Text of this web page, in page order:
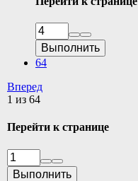
Выполнить
64
Вперед
1 из 64
Перейти к странице
Выполнить